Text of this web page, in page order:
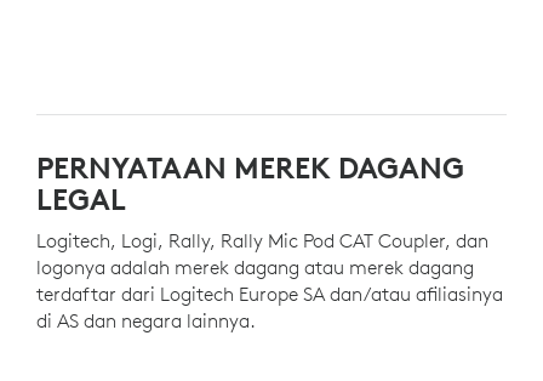
PERNYATAAN MEREK DAGANG
LEGAL
Logitech, Logi, Rally, Rally Mic Pod CAT Coupler, dan
logonya adalah merek dagang atau merek dagang
terdaftar dari Logitech Europe SA dan/atau afiliasinya
di AS dan negara lainnya.